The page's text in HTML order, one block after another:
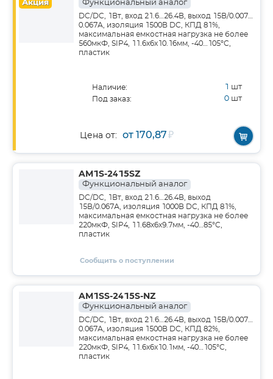
Акция Функциональный аналог
DC/DC, 1Вт, вход 21.6…26.4В, выход 15В/0.007…
0.067А, изоляция 1500В DC, КПД 81%,
максимальная емкостная нагрузка не более
560мкФ, SIP4, 11.6x6x10.16мм, -40…105°C,
пластик
Наличие: 1 шт
Под заказ: 0 шт
Цена от: от 170,87₽
AM1S-2415SZ
Функциональный аналог
DC/DC, 1Вт, вход 21.6…26.4В, выход
15В/0.067А, изоляция 1000В DC, КПД 81%,
максимальная емкостная нагрузка не более
220мкФ, SIP4, 11.68x6x9.7мм, -40…85°C,
пластик
Сообщить о поступлении
AM1SS-2415S-NZ
Функциональный аналог
DC/DC, 1Вт, вход 21.6…26.4В, выход 15В/0.007…
0.067А, изоляция 1500В DC, КПД 82%,
максимальная емкостная нагрузка не более
220мкФ, SIP4, 11.6x6x10.1мм, -40…105°C,
пластик